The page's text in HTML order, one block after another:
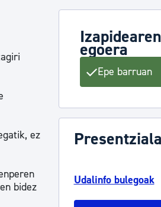
eta bizikidetza
ez
bidez
Izapidearen
egoera
Epe barruan
Presentziala
Udalinfo bulegoak